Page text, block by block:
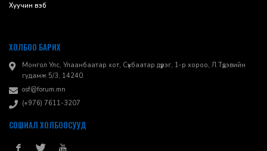
Хуучин вэб
ХОЛБОО БАРИХ
Монгол Улс, Улаанбаатар хот, Сүхбаатар дүүрэг, 1-р хороо, ​Л.Түдэвийн
гудамж 5/3, 14240
osf@forum.mn
(+976) 7611-3207
СОШИАЛ ХОЛБООСУУД